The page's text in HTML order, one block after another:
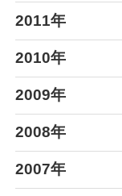
2011年
2010年
2009年
2008年
2007年